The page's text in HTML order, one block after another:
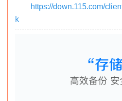
https://down.115.com/
k